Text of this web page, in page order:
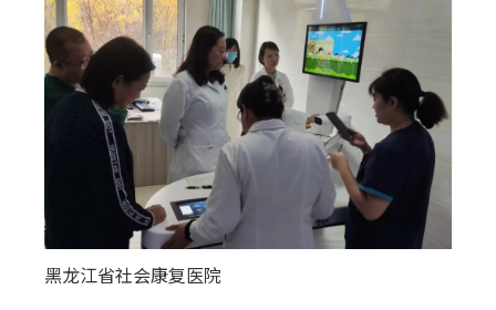
黑龙江省社会康复医院
新疆阿勒泰地区各个县镇幸福大院